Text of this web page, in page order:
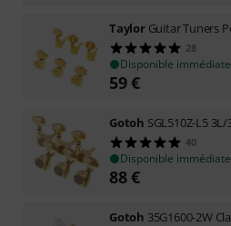
Taylor Guitar Tuners
28
Disponible
59€
Gotoh SGL510Z-L5
40
Disponible
88€
Gotoh 35G1600-2W